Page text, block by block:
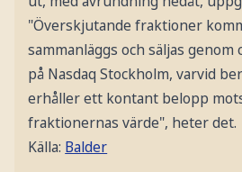
"Överskjutande fraktioner
sammanläggs och säljas
på Nasdaq Stockholm, varvid
erhåller ett kontant belopp
fraktionernas värde", heter det.
Källa: Balder